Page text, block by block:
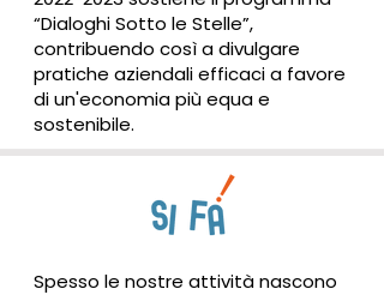
“Dialoghi Sotto le Stelle”,
contribuendo così a divulgare
pratiche aziendali efficaci a favore
di un'economia più equa e
sostenibile.
Spesso le nostre attività nascono